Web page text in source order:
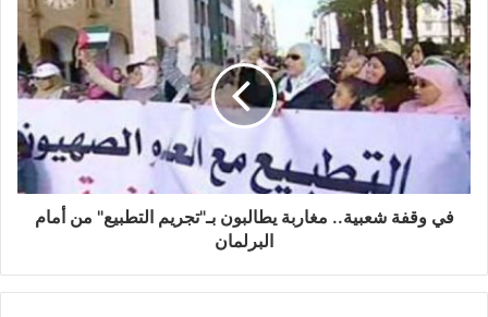
في وقفة شعبية.. مغاربة يطالبون بـ"تجريم التطبيع" من أمام
البرلمان